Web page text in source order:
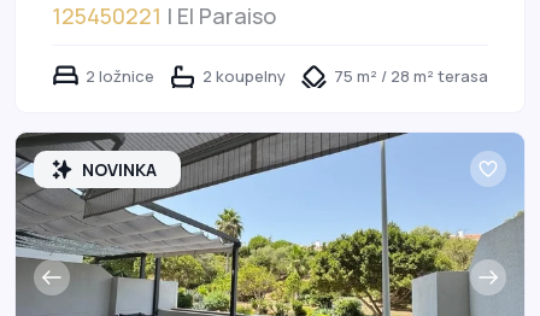
125450221 | El Paraiso
2 ložnice 2 koupelny 75 m² / 28 m² terasa
NOVINKA